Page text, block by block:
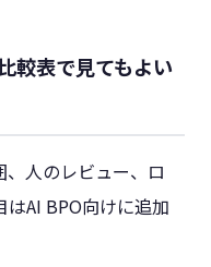
較表で見てもよい
人のレビュー、ロ
AI BPO向けに追加